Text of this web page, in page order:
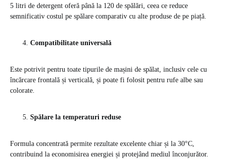
5 litri de detergent oferă până la 120 de spălări, ceea ce reduce
semnificativ costul pe spălare comparativ cu alte produse de pe piață.
Compatibilitate universală
Este potrivit pentru toate tipurile de mașini de spălat, inclusiv cele cu
încărcare frontală și verticală, și poate fi folosit pentru rufe albe sau
colorate.
Spălare la temperaturi reduse
Formula concentrată permite rezultate excelente chiar și la 30°C,
contribuind la economisirea energiei și protejând mediul înconjurător.